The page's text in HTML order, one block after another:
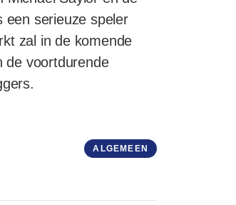
een serieuze speler
zal in de komende
de voortdurende
ALGEMEEN